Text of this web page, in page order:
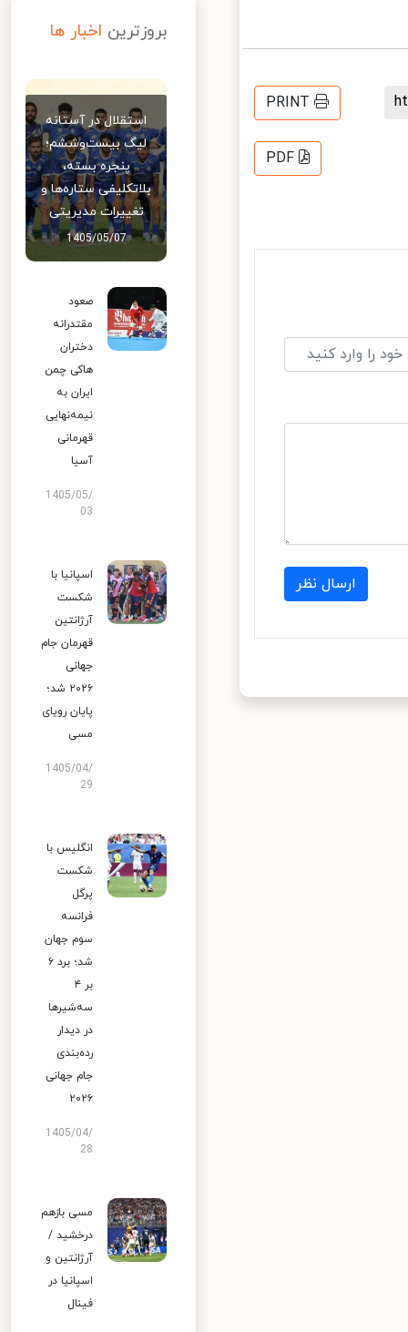
PRINT
PDF
ارسال نظر
بروزترین اخبار ها
استقلال در آستانه
لیگ بیست‌وششم؛
پنجره بسته،
بلاتکلیفی ستاره‌ها و
تغییرات مدیریتی
1405/05/07
صعود
مقتدرانه
دختران
هاکی چمن
ایران به
نیمه‌نهایی
قهرمانی
آسیا
1405/05/
03
اسپانیا با
شکست
آرژانتین
قهرمان جام
جهانی
۲۰۲۶ شد؛
پایان رویای
مسی
1405/04/
29
انگلیس با
شکست
پرگل
فرانسه
سوم جهان
شد؛ برد ۶
بر ۴
سه‌شیرها
در دیدار
رده‌بندی
جام جهانی
۲۰۲۶
1405/04/
28
مسی بازهم
درخشید /
آرژانتین و
اسپانیا در
فینال